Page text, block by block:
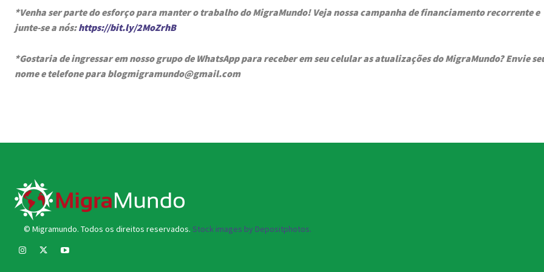
*Venha ser parte do esforço para manter o trabalho do MigraMundo! Veja nossa campanha de financiamento recorrente e
junte-se a nós:https://bit.ly/2MoZrhB
*Gostaria de ingressar em nosso grupo de WhatsApp para receber em seu celular as atualizações do MigraMundo? Envie
nome e telefone para blogmigramundo@gmail.com
© Migramundo. Todos os direitos reservados. Stock images by Depositphotos.